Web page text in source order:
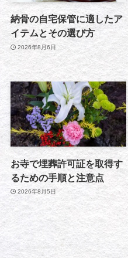
納骨の自宅保管に適したア
イテムとその選び方
2026年8月6日
お寺で埋葬許可証を取得す
るための手順と注意点
2026年8月5日